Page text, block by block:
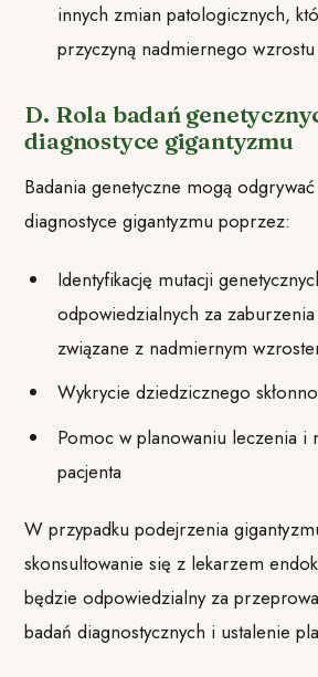
innych zmian patologicznych,
przyczyną nadmiernego wzrostu
D. Rola badań
diagnostyce gigantyzmu
Badania genetyczne mogą
diagnostyce gigantyzmu poprzez:
Identyfikację mutacji
odpowiedzialnych za
związane z nadmiernym
Wykrycie dziedzicznego
Pomoc w planowaniu leczenia i
pacjenta
W przypadku podejrzenia
skonsultowanie się z lekarzem
będzie odpowiedzialny za
badań diagnostycznych i ustalenie